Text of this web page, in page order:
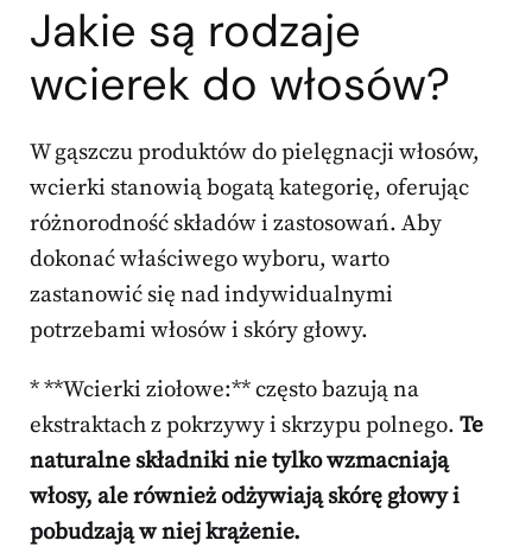
Jakie są rodzaje
wcierek do włosów?
W gąszczu produktów do pielęgnacji włosów,
wcierki stanowią bogatą kategorię, oferując
różnorodność składów i zastosowań. Aby
dokonać właściwego wyboru, warto
zastanowić się nad indywidualnymi
potrzebami włosów i skóry głowy.
* **Wcierki ziołowe:** często bazują na
ekstraktach z pokrzywy i skrzypu polnego. Te
naturalne składniki nie tylko wzmacniają
włosy, ale również odżywiają skórę głowy i
pobudzają w niej krążenie.